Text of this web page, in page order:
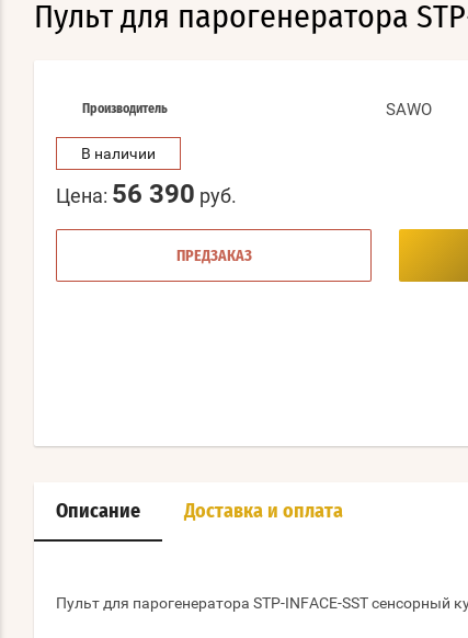
Пульт для парогенератора
Производитель SAWO
В наличии
Цена: 56 390 руб.
ПРЕДЗАКАЗ
Описание Доставка и оплата
Пульт для парогенератора STP-INFACE-SST сенсорный